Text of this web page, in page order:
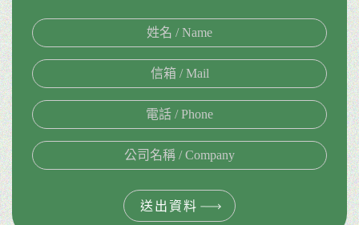
送出資料